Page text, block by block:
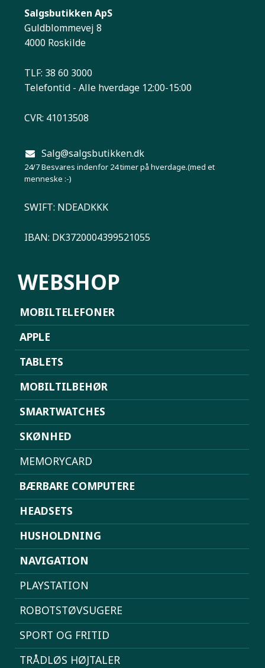
Salgsbutikken ApS
Guldblommevej 8
4000 Roskilde
TLF: 38 60 3000
Telefontid - Alle hverdage 12:00-15:00
CVR: 41013508
Salg@salgsbutikken.dk
24/7 Besvares indenfor 24 timer på hverdage.(med et
menneske :-)
SWIFT: NDEADKKK
IBAN: DK3720004399521055
WEBSHOP
MOBILTELEFONER
APPLE
TABLETS
MOBILTILBEHØR
SMARTWATCHES
SKØNHED
MEMORYCARD
BÆRBARE COMPUTERE
HEADSETS
HUSHOLDNING
NAVIGATION
PLAYSTATION
ROBOTSTØVSUGERE
SPORT OG FRITID
TRÅDLØS HØJTALER